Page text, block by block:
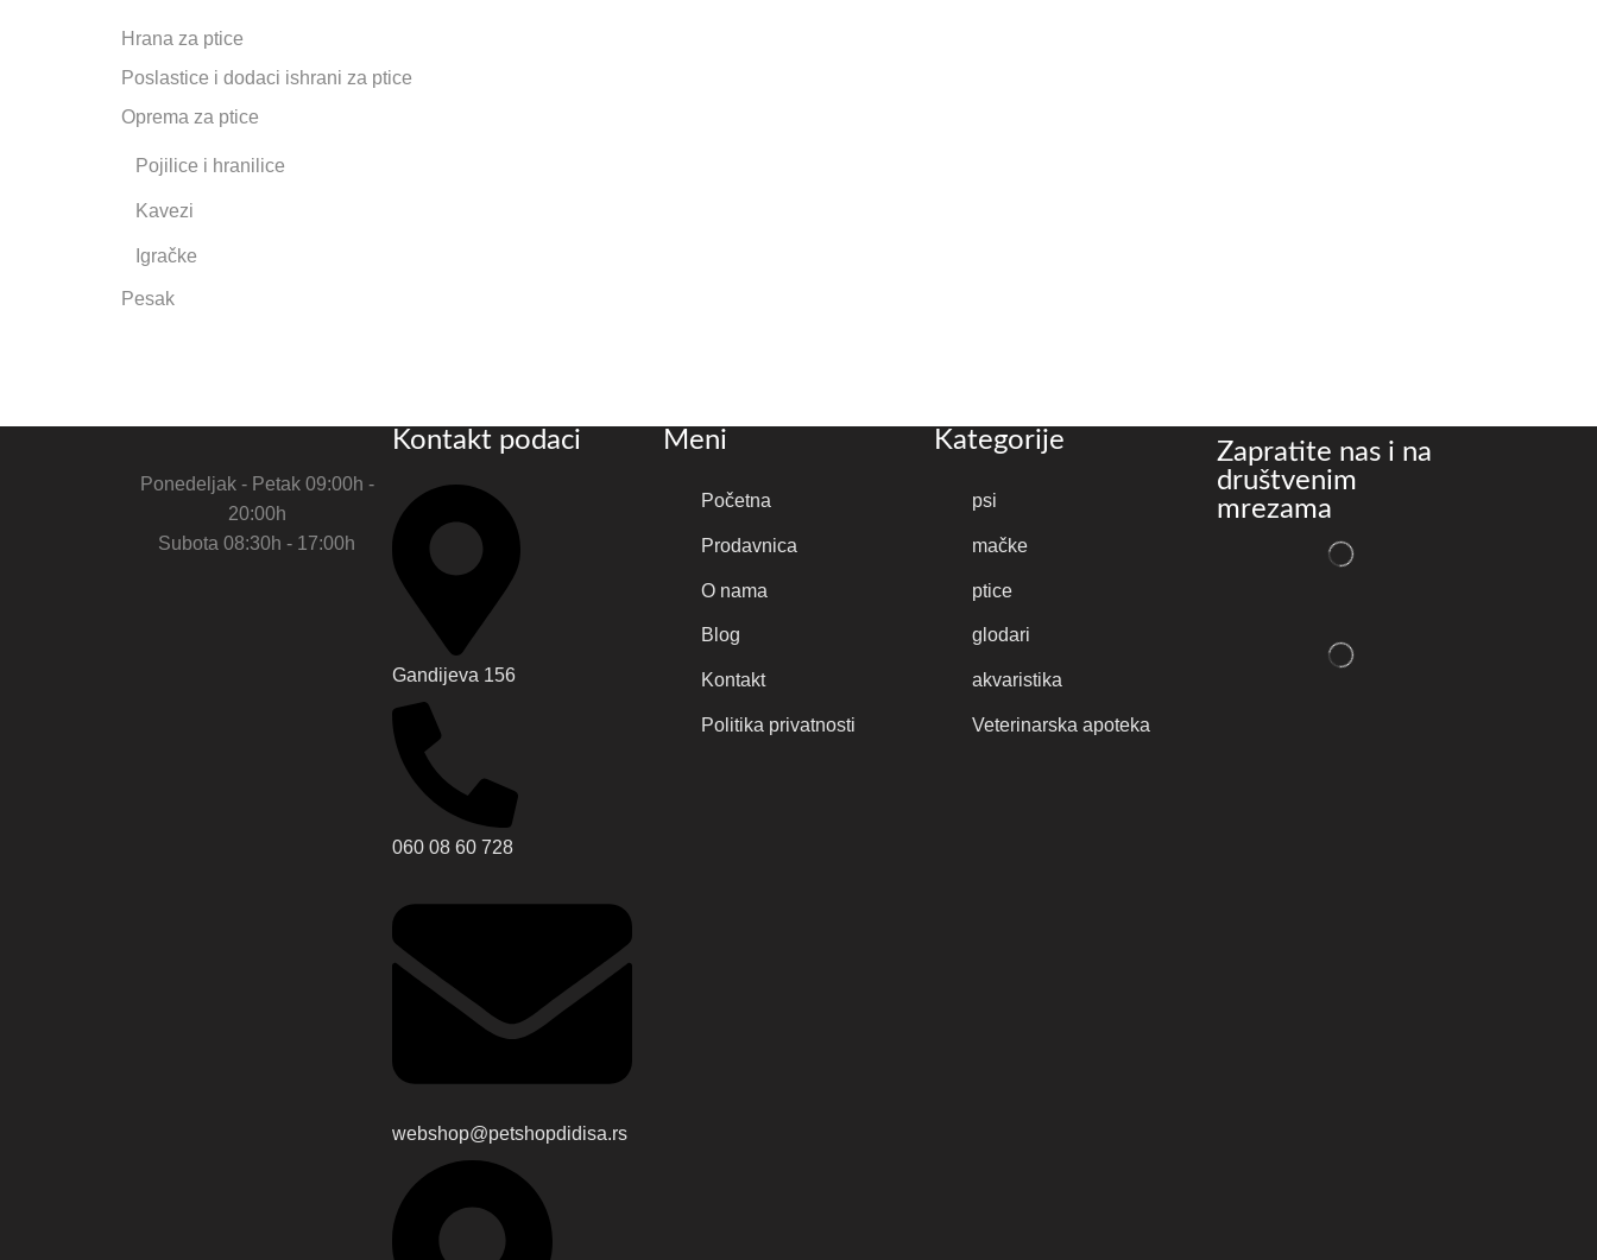
Hrana za ptice
Poslastice i dodaci ishrani za ptice
Oprema za ptice
Pojilice i hranilice
Kavezi
Igračke
Pesak
Ponedeljak - Petak 09:00h -
20:00h
Subota 08:30h - 17:00h
Kontakt podaci
Gandijeva 156
060 08 60 728
webshop@petshopdidisa.rs
Meni
Početna
Prodavnica
O nama
Blog
Kontakt
Politika privatnosti
Kategorije
psi
mačke
ptice
glodari
akvaristika
Veterinarska apoteka
Zapratite nas i na
društvenim
mrezama